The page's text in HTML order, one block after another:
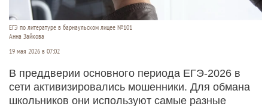
ЕГЭ по литературе в барнаульском лицее №101
Анна Зайкова
19 мая 2026 в 07:02
В преддверии основного периода ЕГЭ-2026 в
сети активизировались мошенники. Для обмана
школьников они используют самые разные